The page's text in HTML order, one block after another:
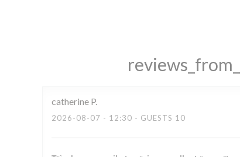
catherine P
2026-08-07 - 12:30 - GUESTS 10